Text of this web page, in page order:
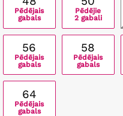
Pēdējais
gabals
Pēdējie
2 gabali
56
Pēdējais
gabals
58
Pēdējais
gabals
64
Pēdējais
gabals